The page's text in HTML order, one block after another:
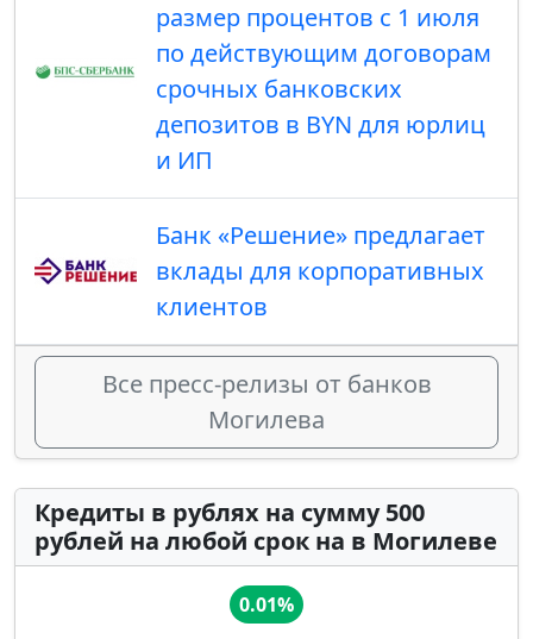
размер процентов с 1 июля
по действующим договорам
срочных банковских
депозитов в BYN для юрлиц
и ИП
Банк «Решение» предлагает
вклады для корпоративных
клиентов
Все пресс-релизы от банков
Могилева
Кредиты в рублях на сумму 500
рублей на любой срок на в Могилеве
0.01%